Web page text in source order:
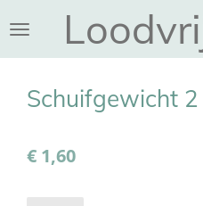
direct
naar
hoofdinhoud
Schuifgewicht
€ 1,60